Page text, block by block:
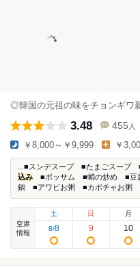
◎韓国の元祖の味をチョンギワ
3.48 455 人
￥8,000～￥9,999 ￥
...■スンデスープ ■たまごスー
込み ■ボッサム ■蛸の炒め ■豆
鍋 ■アワビお粥 ■カボチャお粥
空席
情報
土
8/8
日
9
月
10